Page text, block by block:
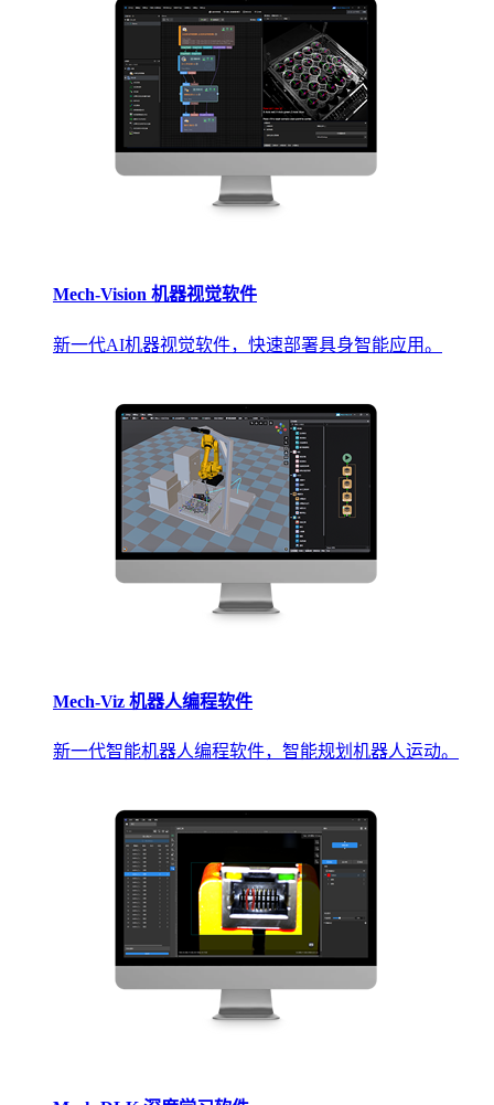
Mech-Vision 机器视觉软件
新一代AI机器视觉软件，快速部署具身智能应用。
Mech-Viz 机器人编程软件
新一代智能机器人编程软件，智能规划机器人运动。